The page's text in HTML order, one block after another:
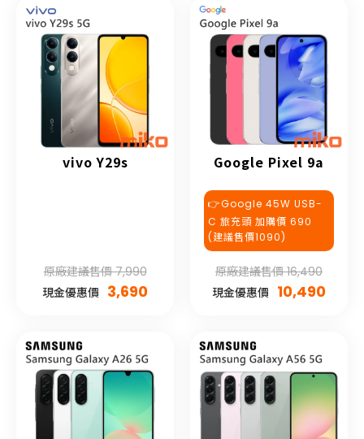
vivo Y29s
原廠建議售價 7,990
現金優惠價 3,690
Google Pixel 9a
👉Google 45W USB-
C 旅充頭 加購價 690
(建議售價1090)
原廠建議售價 16,490
現金優惠價 10,490